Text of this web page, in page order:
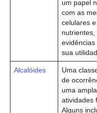
um papel
com as
celulares
evidências
sua
Alcalóides
Uma
de
uma
atividades
Alguns